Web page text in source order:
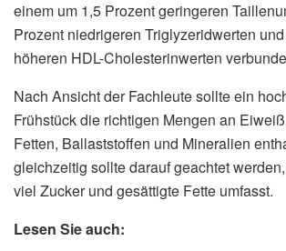
einem um 1,5 Prozent geringeren
Prozent niedrigeren Triglyzeridwerten
höheren HDL-Cholesterinwerten
Nach Ansicht der Fachleute sollte ein
Frühstück die richtigen Mengen an
Fetten, Ballaststoffen und Mineralien
gleichzeitig sollte darauf geachtet
viel Zucker und gesättigte Fette umfasst.
Lesen Sie auch: